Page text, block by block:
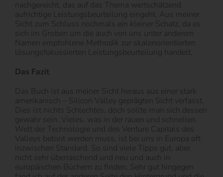
nachgereicht, das auf das Thema wertschätzend
aufrichtige Leistungsbeurteilung eingeht. Aus meiner
Sicht zum Schluss nochmals ein kleiner Schatz, da es
sich im Groben um die auch von uns unter anderem
Namen empfohlene Methodik zur skalenorientierten
lösungsfokussierten Leistungsbeurteilung handelt.
Das Fazit
Das Buch ist aus meiner Sicht heraus aus einer stark
amerikanisch – Silicon Valley geprägten Sicht verfasst.
Dies ist nichts Schlechtes, doch sollte man sich dessen
gewahr sein. Vieles, was in der rauen und schnellen
Welt der Technologie und des Venture Capitals des
Valleys betont werden muss, ist bei uns in Europa oft
inzwischen Standard. So sind viele Tipps gut, aber
nicht sehr überraschend und neu und auch in
europäischen Büchern zu finden. Sehr gut hingegen